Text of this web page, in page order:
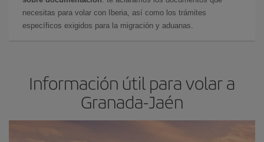
necesitas para volar con Iberia, así como los trámites
específicos exigidos para la migración y aduanas.
Información útil para volar a
Granada-Jaén